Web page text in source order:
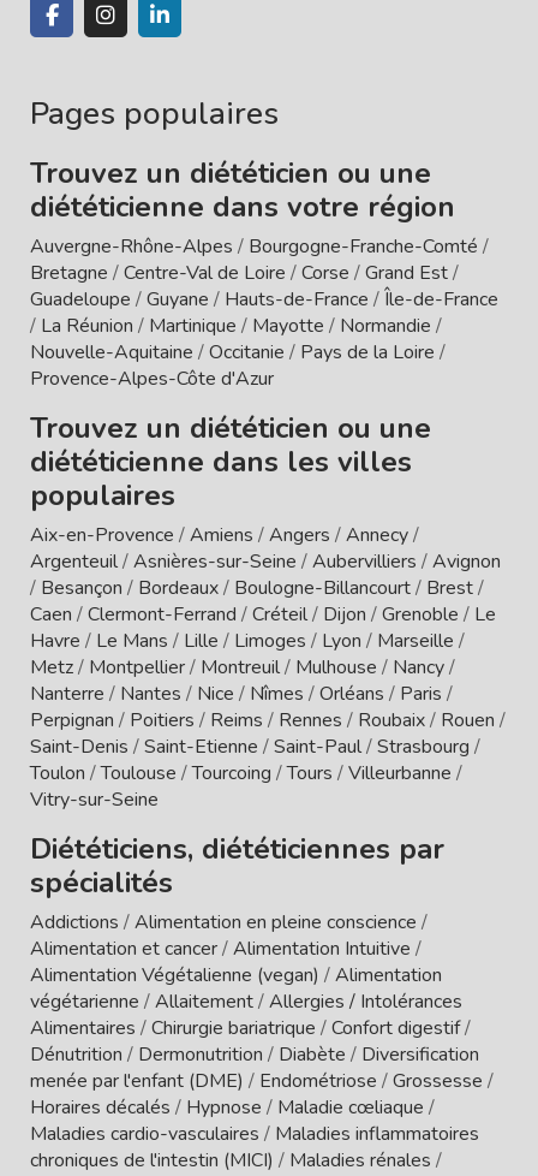
Pages populaires
Trouvez un diététicien ou une
diététicienne dans votre région
Auvergne-Rhône-Alpes / Bourgogne-Franche-Comté /
Bretagne /Centre-Val de Loire /Corse /Grand Est/
Guadeloupe /Guyane / Hauts-de-France /Île-de-France
/ La Réunion / Martinique / Mayotte / Normandie /
Nouvelle-Aquitaine /Occitanie / Pays de la Loire /
Provence-Alpes-Côte d'Azur
Trouvez un diététicien ou une
diététicienne dans les villes
populaires
Aix-en-Provence /Amiens /Angers /Annecy/
Argenteuil/Asnières-sur-Seine /Aubervilliers /Avignon
/ Besançon / Bordeaux/ Boulogne-Billancourt/ Brest/
Caen /Clermont-Ferrand /Créteil/ Dijon /Grenoble / Le
Havre / Le Mans / Lille / Limoges / Lyon / Marseille /
Metz/ Montpellier/ Montreuil/ Mulhouse / Nancy/
Nanterre / Nantes / Nice / Nîmes /Orléans / Paris /
Perpignan / Poitiers / Reims / Rennes / Roubaix/ Rouen /
Saint-Denis /Saint-Etienne /Saint-Paul/Strasbourg /
Toulon /Toulouse /Tourcoing /Tours /Villeurbanne /
Vitry-sur-Seine
Diététiciens, diététiciennes par
spécialités
Addictions /Alimentation en pleine conscience /
Alimentation et cancer/Alimentation Intuitive /
Alimentation Végétalienne (vegan) /Alimentation
végétarienne /Allaitement/Allergies / Intolérances
Alimentaires /Chirurgie bariatrique /Confort digestif/
Dénutrition / Dermonutrition / Diabète / Diversification
menée par l'enfant (DME) / Endométriose /Grossesse /
Horaires décalés / Hypnose / Maladie cœliaque /
Maladies cardio-vasculaires / Maladies inflammatoires
chroniques de l'intestin (MICI) / Maladies rénales /